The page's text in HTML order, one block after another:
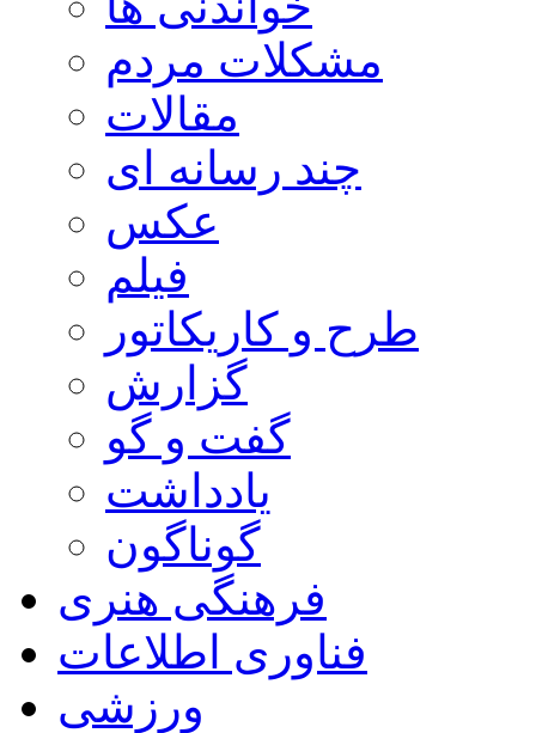
مشکلات مردم
مقالات
چند رسانه ای
عکس
فیلم
طرح و کاریکاتور
گزارش
گفت و گو
یادداشت
گوناگون
فرهنگی هنری
فناوری اطلاعات
ورزشی